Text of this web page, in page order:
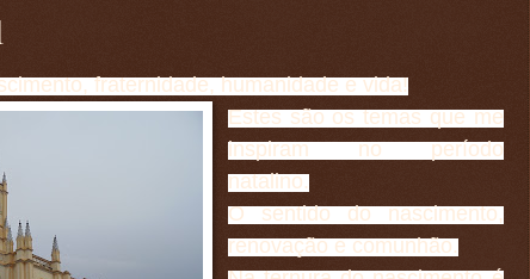
fraternidade, humanidade e vida!
Estes são os temas que me
inspiram no período
natalino.
O sentido do nascimento,
renovação e comunhão.